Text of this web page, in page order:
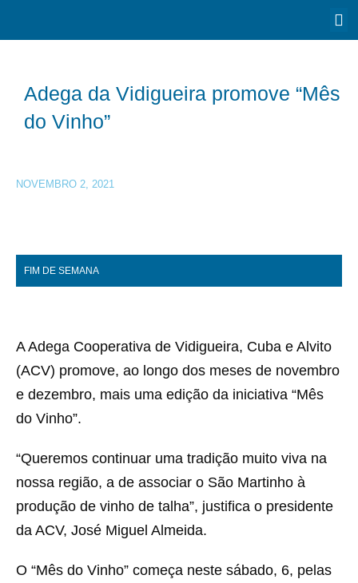
Adega da Vidigueira promove “Mês
do Vinho”
NOVEMBRO 2, 2021
FIM DE SEMANA
A Adega Cooperativa de Vidigueira, Cuba e Alvito
(ACV) promove, ao longo dos meses de novembro
e dezembro, mais uma edição da iniciativa “Mês
do Vinho”.
“Queremos continuar uma tradição muito viva na
nossa região, a de associar o São Martinho à
produção de vinho de talha”, justifica o presidente
da ACV, José Miguel Almeida.
O “Mês do Vinho” começa neste sábado, 6, pelas